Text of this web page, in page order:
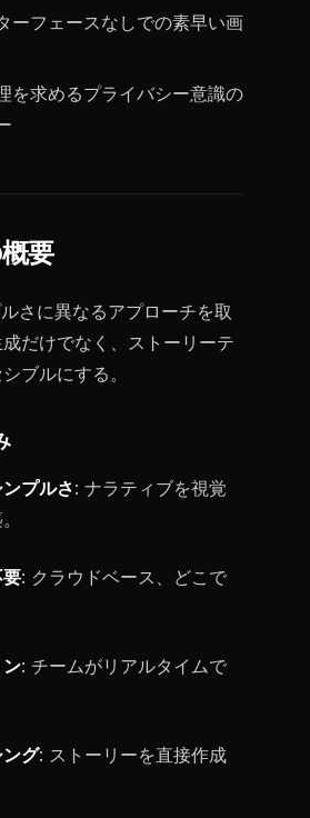
ーフェースなしでの素早い画
を求めるプライバシー意識の
要
さに異なるアプローチを取
だけでなく、ストーリーテ
ブルにする。
プルさ: ナラティブを視覚
: クラウドベース、どこで
: チームがリアルタイムで
グ: ストーリーを直接作成